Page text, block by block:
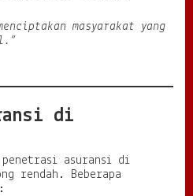
masyarakat yang
di
asuransi di
rendah. Beberapa